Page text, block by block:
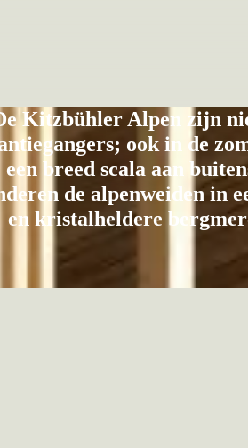
Kitzbühler Alpen zijn
ook in de
een breed scala aan
de alpenweiden in
en kristalheldere